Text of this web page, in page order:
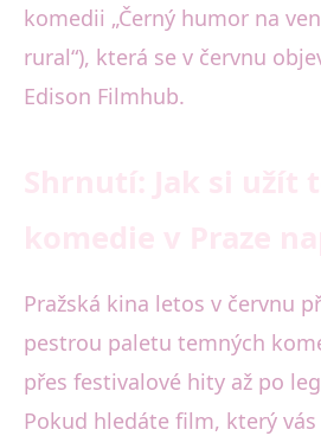
komedii „Černý humor na
rural“), která se v červnu
Edison Filmhub.
Pražská kina letos v červnu
pestrou paletu temných
přes festivalové hity až po
Pokud hledáte film, který